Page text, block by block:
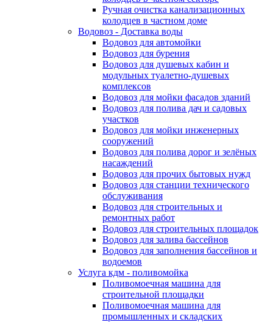
Ручная очистка канализационных
колодцев в частном доме
Водовоз - Доставка воды
Водовоз для автомойки
Водовоз для бурения
Водовоз для душевых кабин и
модульных туалетно-душевых
комплексов
Водовоз для мойки фасадов зданий
Водовоз для полива дач и садовых
участков
Водовоз для мойки инженерных
сооружений
Водовоз для полива дорог и зелёных
насаждений
Водовоз для прочих бытовых нужд
Водовоз для станции технического
обслуживания
Водовоз для строительных и
ремонтных работ
Водовоз для строительных площадок
Водовоз для залива бассейнов
Водовоз для заполнения бассейнов и
водоемов
Услуга кдм - поливомойка
Поливомоечная машина для
строительной площадки
Поливомоечная машина для
промышленных и складских